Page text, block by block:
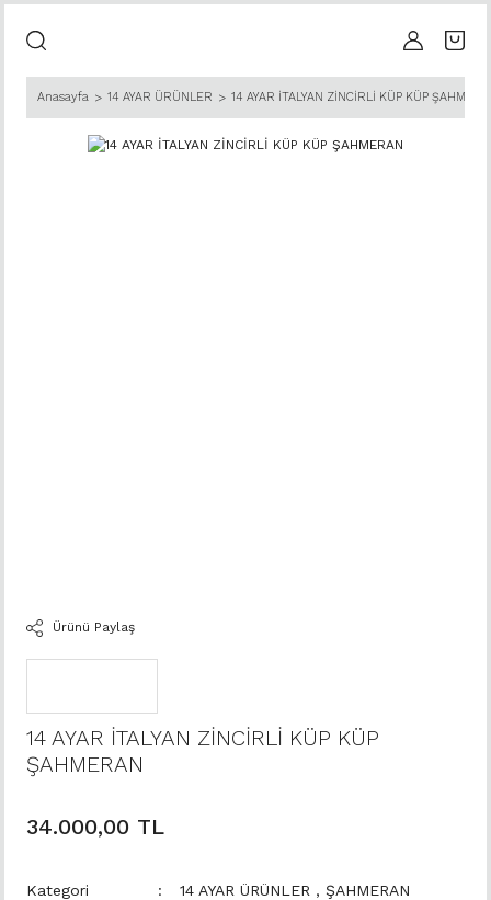
Anasayfa 14 AYAR ÜRÜNLER 14 AYAR İTALYAN ZİNCİRLİ KÜP KÜP
Ürünü Paylaş
14 AYAR İTALYAN ZİNCİRLİ KÜP KÜP
ŞAHMERAN
34.000,00 TL
Kategori 14 AYAR ÜRÜNLER , ŞAHMERAN